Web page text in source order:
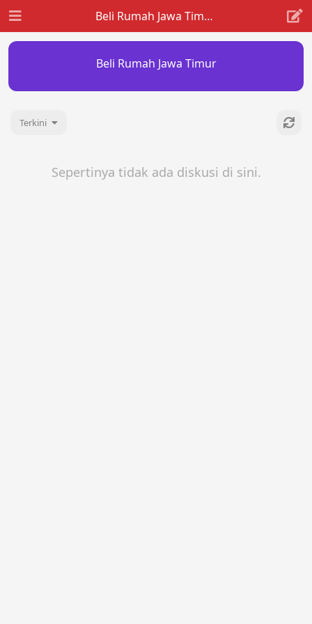
Beli Rumah Jawa Timur
Beli Rumah Jawa Timur
Terkini
Sepertinya tidak ada diskusi di sini.